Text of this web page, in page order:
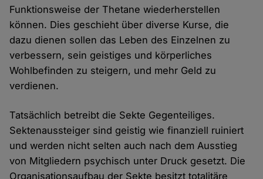
Funktionsweise der Thetane wiederherstellen
können. Dies geschieht über diverse Kurse, die
dazu dienen sollen das Leben des Einzelnen zu
verbessern, sein geistiges und körperliches
Wohlbefinden zu steigern, und mehr Geld zu
verdienen.
Tatsächlich betreibt die Sekte Gegenteiliges.
Sektenaussteiger sind geistig wie finanziell ruiniert
und werden nicht selten auch nach dem Ausstieg
von Mitgliedern psychisch unter Druck gesetzt. Die
Organisationsaufbau der Sekte besitzt totalitäre